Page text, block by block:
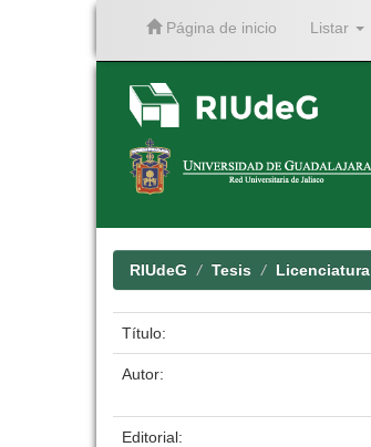
Página de inicio Listar
RIUdeG Tesis Licenciatura
Título:
Autor:
Editorial: